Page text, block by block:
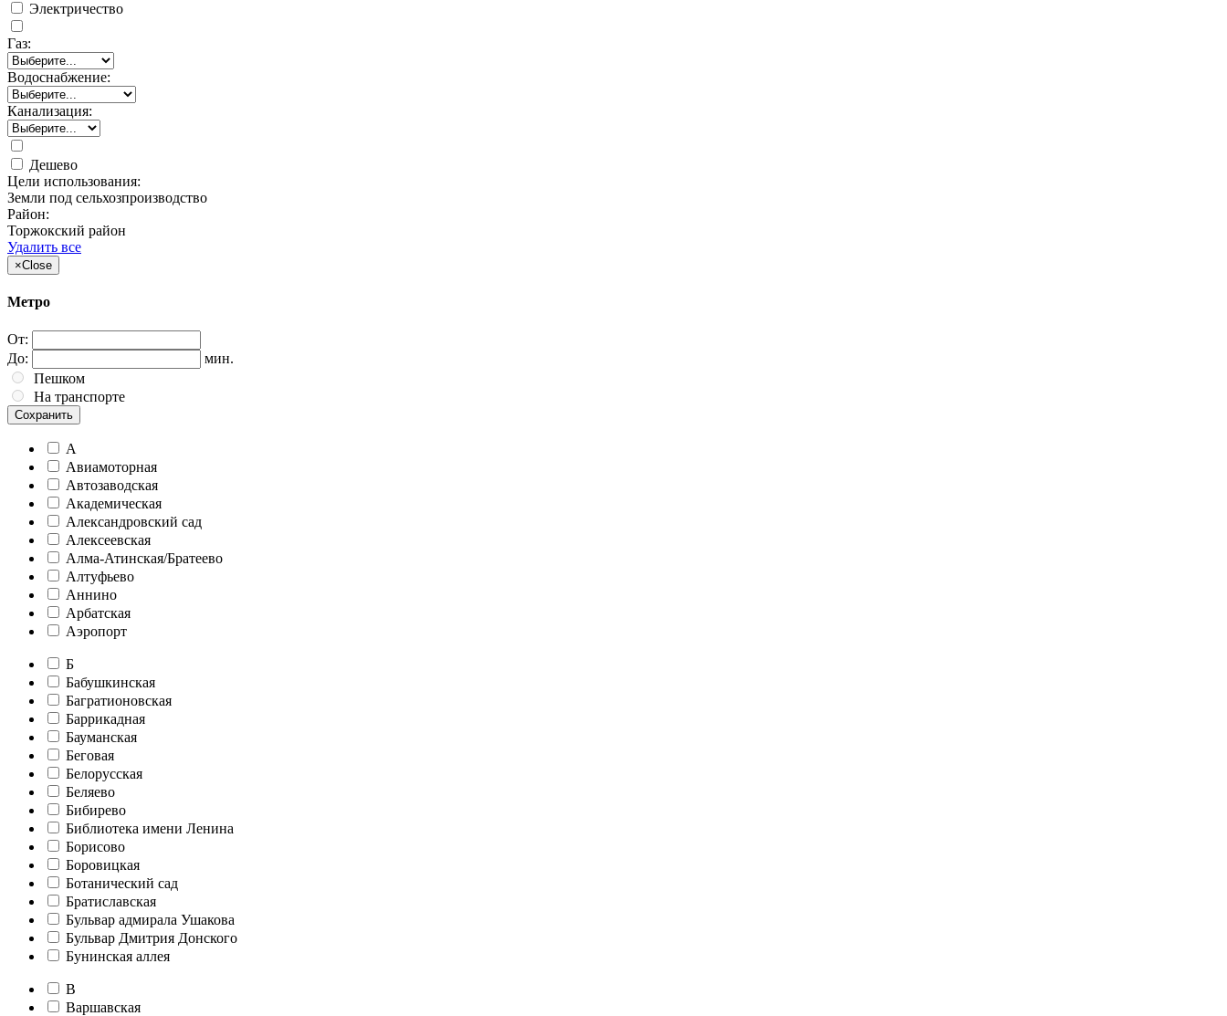
Электричество
Газ:
Водоснабжение:
Канализация:
Дешево
Цели использования:
Земли под сельхозпроизводство
Район:
Торжокский район
Удалить все
×Close
Метро
От:
До:
мин.
Пешком
На транспорте
Сохранить
А
Авиамоторная
Автозаводская
Академическая
Александровский сад
Алексеевская
Алма-Атинская/Братеево
Алтуфьево
Аннино
Арбатская
Аэропорт
Б
Бабушкинская
Багратионовская
Баррикадная
Бауманская
Беговая
Белорусская
Беляево
Бибирево
Библиотека имени Ленина
Борисово
Боровицкая
Ботанический сад
Братиславская
Бульвар адмирала Ушакова
Бульвар Дмитрия Донского
Бунинская аллея
В
Варшавская